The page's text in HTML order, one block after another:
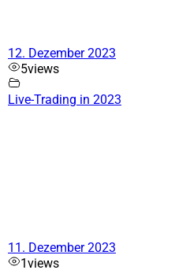
12. Dezember 2023
5views
Live-Trading in 2023
11. Dezember 2023
1views